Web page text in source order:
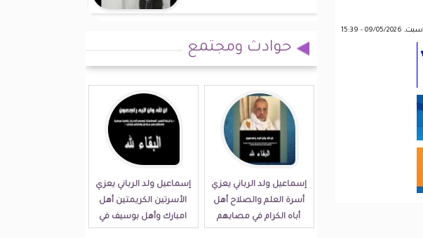
سبت, 09/05/2026 - 15:39
حوادث ومجتمع
إسماعيل ولد الرباني يعزي
أسرة العلم والصلاح أهل
أباه الكرام في مصابهم
إسماعيل ولد الرباني يعزي
الأسرتين الكريمتين أهل
امبارك وأهل بوسيف في